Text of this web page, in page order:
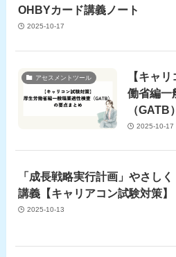
OHBYカード講義ノート
2025-10-17
アセスメントツール
【キャ
働省編一
（
2025-10-17
「成長戦略実行計画」やさしく
講義【キャリアコン試験対策】
2025-10-13